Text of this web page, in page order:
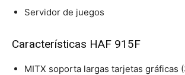
Servidor de juegos
Características HAF 915F
MITX soporta largas tarjetas gráficas